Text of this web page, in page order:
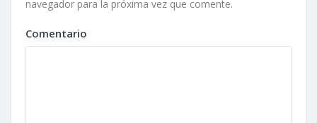
navegador para la próxima vez que comente.
Comentario